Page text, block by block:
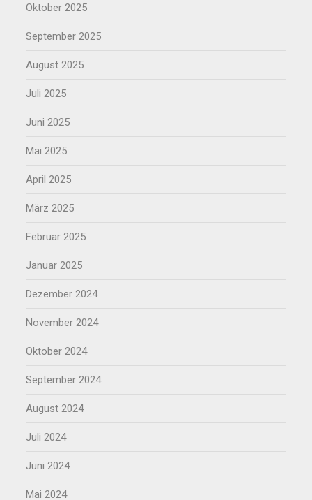
Oktober 2025
September 2025
August 2025
Juli 2025
Juni 2025
Mai 2025
April 2025
März 2025
Februar 2025
Januar 2025
Dezember 2024
November 2024
Oktober 2024
September 2024
August 2024
Juli 2024
Juni 2024
Mai 2024